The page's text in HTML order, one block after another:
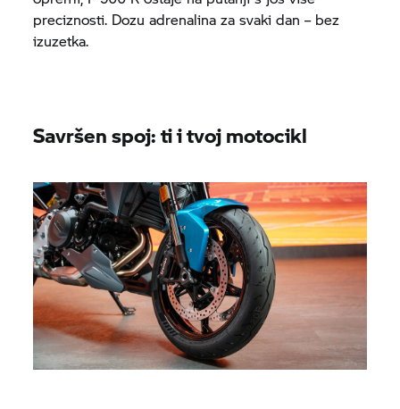
preciznosti. Dozu adrenalina za svaki dan – bez
izuzetka.
Savršen spoj: ti i tvoj motocikl